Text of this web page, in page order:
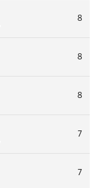
8
8
8
7
7